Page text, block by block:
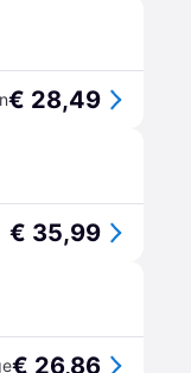
€ 28,49
€ 35,99
€ 26,86